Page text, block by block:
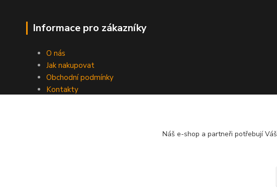
Informace pro zákazníky
O nás
Jak nakupovat
Obchodní podmínky
Kontakty
Náš e-shop a partneři potřebují Váš